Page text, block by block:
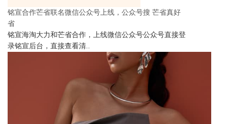
铭宣合作芒省联名微信公众号上线，公众号搜 芒省真好
省
铭宣海淘大力和芒省合作，上线微信公众号公众号直接登
录铭宣后台，直接查看清..